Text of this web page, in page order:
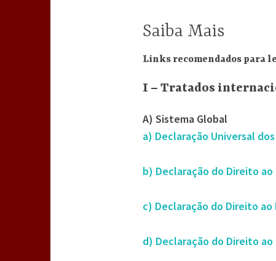
Saiba Mais
Links recomendados para
I – Tratados
A) Sistema Global
a) Declaração Universal
b) Declaração do Direito
c) Declaração do Direito
d) Declaração do Direito